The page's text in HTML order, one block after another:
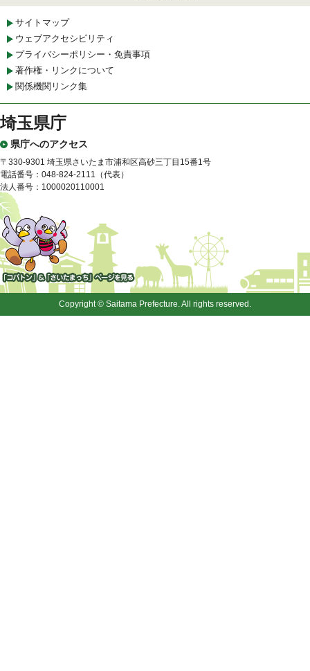
サイトマップ
ウェブアクセシビリティ
プライバシーポリシー・免責事項
著作権・リンクについて
関係機関リンク集
埼玉県庁
県庁へのアクセス
〒330-9301 埼玉県さいたま市浦和区高砂三丁目15番1号
電話番号：048-824-2111（代表）
法人番号：1000020110001
「コバトン」&「さいたまっ
Copyright © Saitama Prefecture. All rights reserved.